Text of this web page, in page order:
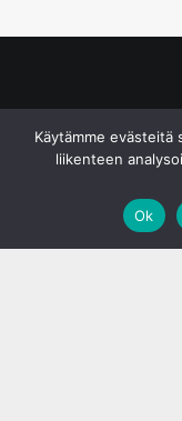
Käytämme evästeitä
liikenteen
Ok